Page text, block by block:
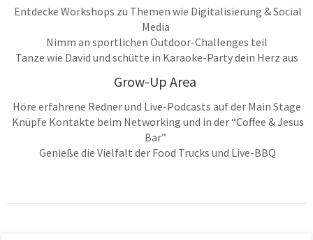
Entdecke Workshops zu Themen wie Digitalisierung & Social
Media
Nimm an sportlichen Outdoor-Challenges teil
Tanze wie David und schütte in Karaoke-Party dein Herz aus
Grow-Up Area
Höre erfahrene Redner und Live-Podcasts auf der Main Stage
Knüpfe Kontakte beim Networking und in der “Coffee & Jesus
Bar”
Genieße die Vielfalt der Food Trucks und Live-BBQ